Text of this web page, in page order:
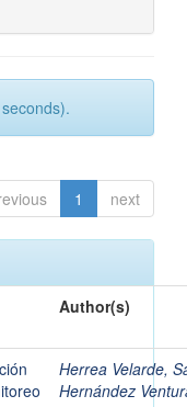
1 next
Author(s)
Herrea Velarde,
Hernández